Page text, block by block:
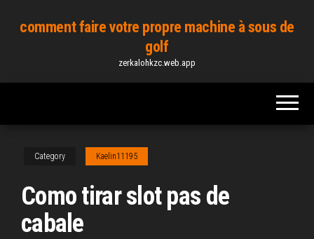
comment faire votre propre machine à sous de
golf
zerkalohkzc.web.app
Category Kaelin11195
Como tirar slot pas de
cabale